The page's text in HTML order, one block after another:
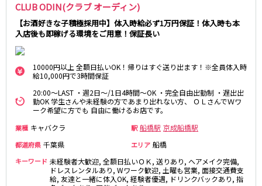
CLUB ODIN(クラブ オーディン)
【お酒好きな子積極採用中】体入時給必ず1万円保証！体入時も本
入店後も即稼げる環境をご用意！保証長い
10000円以上 全額日払いOK！帰りはすぐ送り出ます！※全員体入時
給10,000円で3時間保証
20:00～LAST ・週2日～/1日4時間～OK ・完全自由出勤制 ・遅出出
勤OK 学生さんや未経験の方であまり出れない方、 ＯＬさんでＷワ
ーク希望に方でも 自由に働けるお店です。
業種 キャバクラ 駅 船橋駅 京成船橋駅
都道府県 千葉県 エリア 船橋
キーワード 未経験者大歓迎, 全額日払いＯＫ, 送りあり, ヘアメイク完備,
ドレスレンタルあり, Wワーク歓迎, 土曜も営業, 面接交通費支
給, 友達と一緒に体入OK, 経験者優遇, ドリンクバックあり, 指
JR常磐線(上野～取手)
綾瀬駅
日暮里駅
金町駅
北松戸駅
新松戸駅
亀有駅
馬橋駅
東京メトロ千代田線
北千住駅 赤坂駅